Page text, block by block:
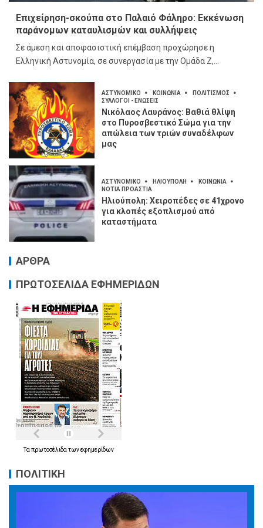
Επιχείρηση-σκούπα στο Παλαιό Φάληρο: Εκκένωση
παράνομων καταυλισμών και συλλήψεις
Σε άμεση και αποφασιστική επέμβαση προχώρησε η
Ελληνική Αστυνομία, σε συνεργασία με την Ομάδα Ζ,...
ΑΣΤΥΝΟΜΙΚΟ ΚΟΙΝΩΝΙΑ
ΠΟΛΙΤΙΣΜΟΣ
ΣΥΛΛΟΓΟΙ - ΕΝΩΣΕΙΣ
Νικόλαος Λαυράνος: Βαθιά θλίψη
στο Πυροσβεστικό Σώμα για την
απώλεια των τριών συναδέλφων
μας
ΑΣΤΥΝΟΜΙΚΟ ΗΛΙΟΥΠΟΛΗ
ΚΟΙΝΩΝΙΑ
ΝΟΤΙΑ ΠΡΟΑΣΤΙΑ
Ηλιούπολη: Χειροπέδες σε 41χρονο
για κλοπές εξοπλισμού από
καταστήματα
ΑΡΘΡΑ
ΠΡΩΤΟΣΕΛΙΔΑ ΕΦΗΜΕΡΙΔΩΝ
Τα πρωτοσέλιδα τωνεφημερίδων
ΠΟΛΙΤΙΚΗ